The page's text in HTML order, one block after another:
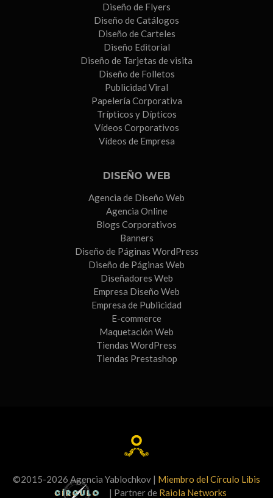
Diseño de Flyers
Diseño de Catálogos
Diseño de Carteles
Diseño Editorial
Diseño de Tarjetas de visita
Diseño de Folletos
Publicidad Viral
Papelería Corporativa
Trípticos y Dípticos
Vídeos Corporativos
Vídeos de Empresa
DISEÑO WEB
Agencia de Diseño Web
Agencia Online
Blogs Corporativos
Banners
Diseño de Páginas WordPress
Diseño de Páginas Web
Diseñadores Web
Empresa Diseño Web
Empresa de Publicidad
E-commerce
Maquetación Web
Tiendas WordPress
Tiendas Prestashop
©2015-2026 Agencia Yablochkov | Miembro del Círculo Libis
| Partner de Raiola Networks